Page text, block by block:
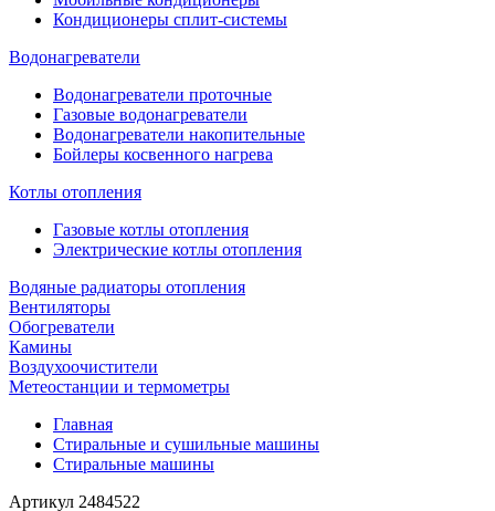
Кондиционеры сплит-системы
Водонагреватели
Водонагреватели проточные
Газовые водонагреватели
Водонагреватели накопительные
Бойлеры косвенного нагрева
Котлы отопления
Газовые котлы отопления
Электрические котлы отопления
Водяные радиаторы отопления
Вентиляторы
Обогреватели
Камины
Воздухоочистители
Метеостанции и термометры
Главная
Стиральные и сушильные машины
Стиральные машины
Артикул 2484522